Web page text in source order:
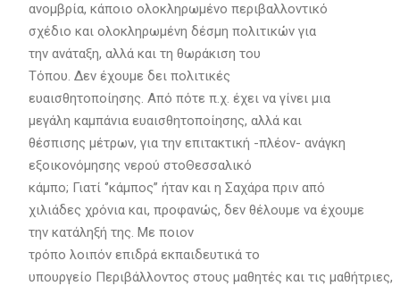
ανομβρία, κάποιο ολοκληρωμένο περιβαλλοντικό
σχέδιο και ολοκληρωμένη δέσμη πολιτικών για
την ανάταξη, αλλά και τη θωράκιση του
Τόπου. Δεν έχουμε δει πολιτικές
ευαισθητοποίησης. Από πότε π.χ. έχει να γίνει μια
μεγάλη καμπάνια ευαισθητοποίησης, αλλά και
θέσπισης μέτρων, για την επιτακτική -πλέον- ανάγκη
εξοικονόμησης νερού στοΘεσσαλικό
κάμπο; Γιατί ‘’κάμπος’’ ήταν και η Σαχάρα πριν από
χιλιάδες χρόνια και, προφανώς, δεν θέλουμε να έχουμε
την κατάληξή της. Με ποιον
τρόπο λοιπόν επιδρά εκπαιδευτικά το
υπουργείο Περιβάλλοντος στους μαθητές και τις μαθήτριες,